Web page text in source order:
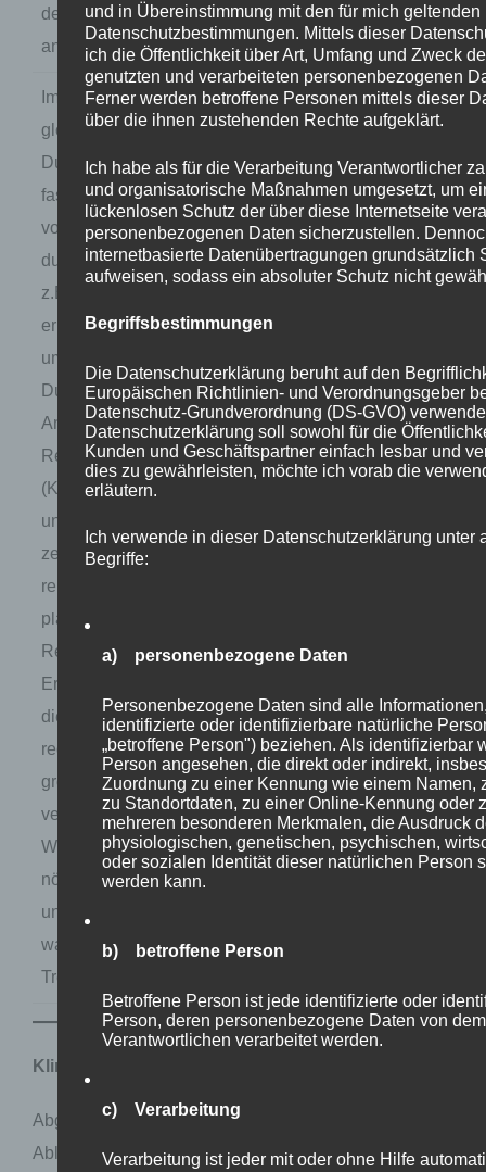
der Atmosphäre als bisher
angenommen.
Im Jahr 2023 stieg die
globale
Durchschnittstemperatur um
fast 1,5 K über das
vorindustrielle Niveau, was
durch bekannte Faktoren,
z.B. El Niño, nicht vollständig
erklärt werden kann, da sie
um etwa 0,2 K unter dem
Durchschnitt lagen. Neue
Analysen von Satelliten- und
Reanalysedaten
(Kombination von Messdaten
und Modellergebnissen)
zeigen, dass ein
rekordniedriges
planetarisches Albedo (das
Reflexionsvermögen der
Erde) der Hauptfaktor für
diesen Anstieg ist. Die
reduzierte Albedo ist
größtenteils auf eine
verringerte niedrige
Wolkenbedeckung in den
nördlichen mittleren Breiten
und Tropen zurückzuführen,
was einen mehrjährigen
Trend fortsetzt.
Goessling et al. ,Recent
intensified by record-low
https://www.science.org/
Klimafakten zum CO2-Zertifikatehandel
Abgeleitet vom berühmten kirchlichen Motto zum
Ablasshandel kann man hier aus ökonomischer Sicht
und in Übereinstimmung mit den für mich
Datenschutzbestimmungen. Mittels dieser
ich die Öffentlichkeit über Art, Umfang und Zweck
genutzten und verarbeiteten personenbezogenen
Ferner werden betroffene Personen mittels dieser
über die ihnen zustehenden Rechte aufgeklärt.
Ich habe als für die Verarbeitung Verantwortlicher
und organisatorische Maßnahmen umgesetzt, um
lückenlosen Schutz der über diese Internetseite
personenbezogenen Daten sicherzustellen.
internetbasierte Datenübertragungen grundsätzlich
aufweisen, sodass ein absoluter Schutz nicht
Begriffsbestimmungen
Die Datenschutzerklärung beruht auf den
Europäischen Richtlinien- und Verordnungsgeber
Datenschutz-Grundverordnung (DS-GVO)
Datenschutzerklärung soll sowohl für die
Kunden und Geschäftspartner einfach lesbar und
dies zu gewährleisten, möchte ich vorab die
erläutern.
Ich verwende in dieser Datenschutzerklärung unter
Begriffe:
a) personenbezogene Daten
Personenbezogene Daten sind alle
identifizierte oder identifizierbare natürliche
„betroffene Person") beziehen. Als identifizierbar
Person angesehen, die direkt oder indirekt,
Zuordnung zu einer Kennung wie einem Namen,
zu Standortdaten, zu einer Online-Kennung oder
mehreren besonderen Merkmalen, die Ausdruck
physiologischen, genetischen, psychischen,
oder sozialen Identität dieser natürlichen Person
werden kann.
b) betroffene Person
Betroffene Person ist jede identifizierte oder
Person, deren personenbezogene Daten von
Verantwortlichen verarbeitet werden.
c) Verarbeitung
Verarbeitung ist jeder mit oder ohne Hilfe